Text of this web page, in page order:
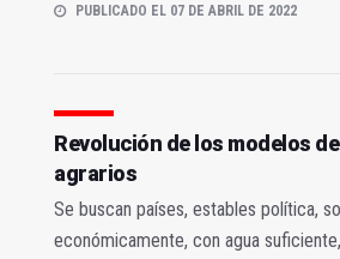
PUBLICADO EL 07 DE ABRIL DE 2022
Revolución de los modelos
agrarios
Se buscan países, estables política,
económicamente, con agua